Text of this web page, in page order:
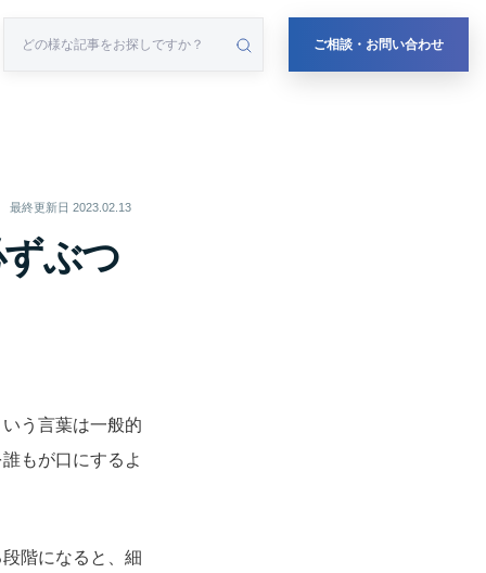
ご相談・お問い合わせ
最終更新日 2023.02.13
ぶつ
う言葉は一般的
もが口にするよ
階になると、細